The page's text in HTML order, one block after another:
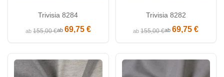
Trivisia 8284
ab155,00 €ab 69,75 €
Trivisia 8282
ab155,00 €ab69,75 €